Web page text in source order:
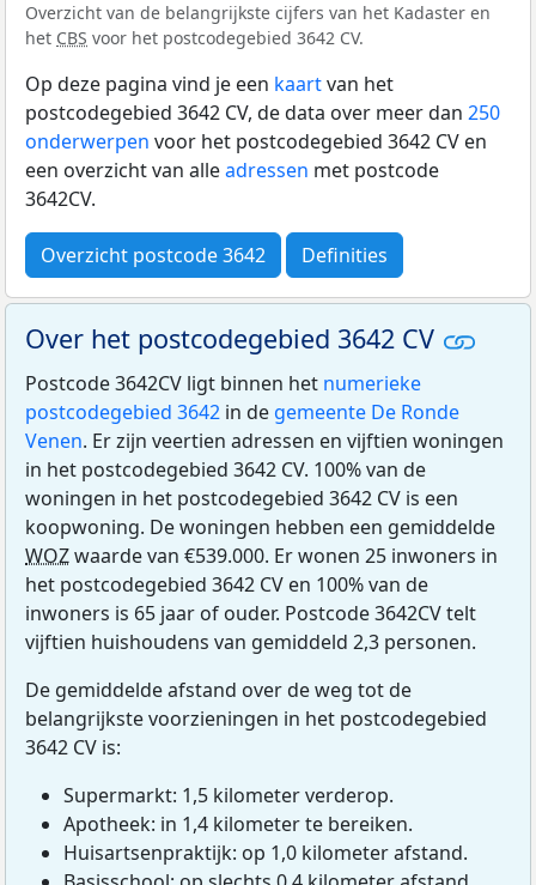
Overzicht van de belangrijkste cijfers van het Kadaster en
het CBS voor het postcodegebied 3642 CV.
Op deze pagina vind je een kaartvan het
postcodegebied 3642 CV, de data over meer dan 250
onderwerpen voor het postcodegebied 3642 CV en
een overzicht van alleadressen met postcode
3642CV.
Overzicht postcode 3642 Definities
Over het postcodegebied 3642 CV
Postcode 3642CV ligt binnen het numerieke
postcodegebied 3642 in de gemeente De Ronde
Venen. Er zijn veertien adressen en vijftien woningen
in het postcodegebied 3642 CV. 100% van de
woningen in het postcodegebied 3642 CV is een
koopwoning. De woningen hebben een gemiddelde
WOZwaarde van €539.000. Er wonen 25 inwoners in
het postcodegebied 3642 CV en 100% van de
inwoners is 65 jaar of ouder. Postcode 3642CV telt
vijftien huishoudens van gemiddeld 2,3 personen.
De gemiddelde afstand over de weg tot de
belangrijkste voorzieningen in het postcodegebied
3642 CV is:
Supermarkt: 1,5 kilometer verderop.
Apotheek: in 1,4 kilometer te bereiken.
Huisartsenpraktijk: op 1,0 kilometer afstand.